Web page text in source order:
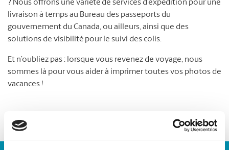
? Nous offrons une variété de services d’expédition pour une
livraison à temps au Bureau des passeports du
gouvernement du Canada, ou ailleurs, ainsi que des
solutions de visibilité pour le suivi des colis.
Et n’oubliez pas : lorsque vous revenez de voyage, nous
sommes là pour vous aider à imprimer toutes vos photos de
vacances !